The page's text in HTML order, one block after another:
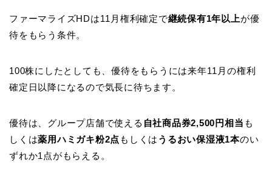
ファーマライズHDは11月権利確定で継続保有1年以上が優
待をもらう条件。
100株にしたとしても、優待をもらうには来年11月の権利
確定日以降になるので気長に待ちます。
優待は、グループ店舗で使える 自社商品券2,500円相当 も
しくは薬用ハミガキ粉2点もしくは うるおい保湿液1本のい
ずれか1点がもらえる。